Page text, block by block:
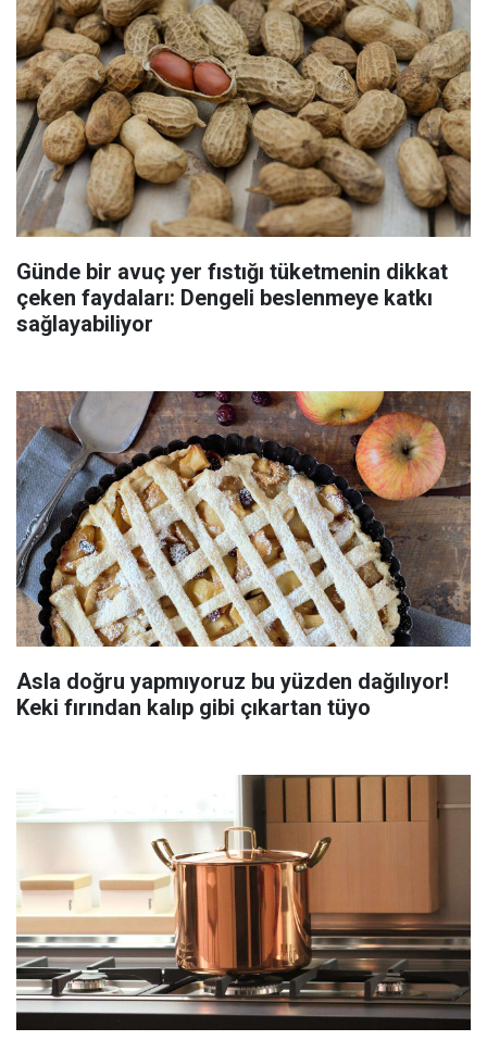
Günde bir avuç yer fıstığı tüketmenin dikkat
çeken faydaları: Dengeli beslenmeye katkı
sağlayabiliyor
Asla doğru yapmıyoruz bu yüzden dağılıyor!
Keki fırından kalıp gibi çıkartan tüyo